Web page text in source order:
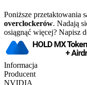
Poniższe przetaktowania
overclockerów. Nadają
osiągnąć więcej? Napisz
Informacja
Producent
NVIDIA